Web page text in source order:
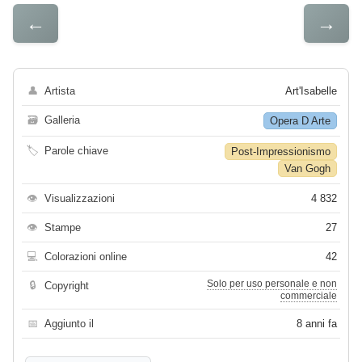
← →
👤 Artista Art'Isabelle
🗃 Galleria Opera D Arte
🏷 Parole chiave
Post-Impressionismo
Van Gogh
👁 Visualizzazioni 4 832
👁 Stampe 27
💻 Colorazioni online 42
🔒 Copyright
Solo per uso personale e non
commerciale
📅 Aggiunto il 8 anni fa